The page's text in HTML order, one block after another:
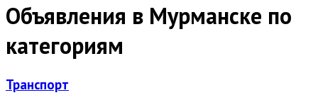
Объявления в Мурманске по
категориям
Транспорт